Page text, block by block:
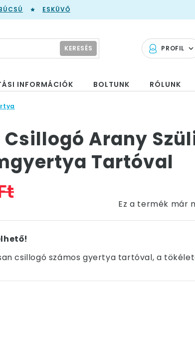
ESKÜVŐ
PROFIL
KERESÉS
INFORMÁCIÓK BOLTUNK RÓLUNK
Csillogó Arany
Tartóval
Ez a termék már
csillogó számos gyertya tartóval, a